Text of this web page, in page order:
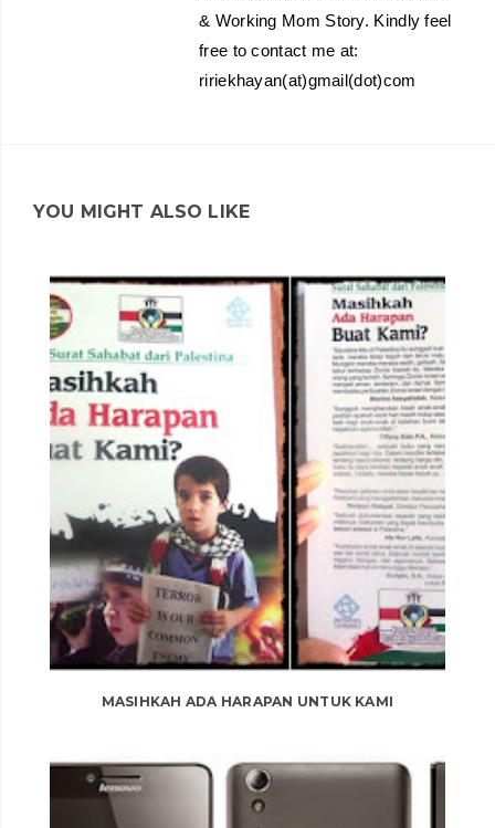
& Working Mom Story. Kindly feel
free to contact me at:
ririekhayan(at)gmail(dot)com
YOU MIGHT ALSO LIKE
MASIHKAH ADA HARAPAN UNTUK KAMI